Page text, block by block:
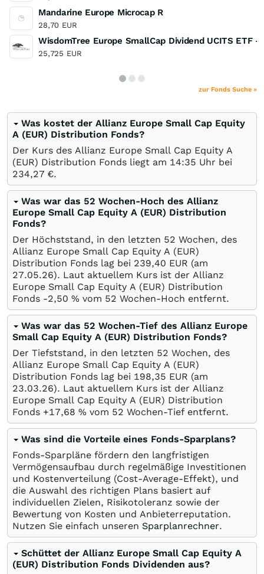
Mandarine Europe Microcap R
28,70 EUR
WisdomTree Europe SmallCap Dividend UCITS ETF -
25,725 EUR
zur Fonds Suche »
Was kostet der Allianz Europe Small Cap Equity
A (EUR) Distribution Fonds?
Der Kurs des Allianz Europe Small Cap Equity A
(EUR) Distribution Fonds liegt am 14:35 Uhr bei
234,27 €.
Was war das 52 Wochen-Hoch des Allianz
Europe Small Cap Equity A (EUR) Distribution
Fonds?
Der Höchststand, in den letzten 52 Wochen, des
Allianz Europe Small Cap Equity A (EUR)
Distribution Fonds lag bei 239,40 EUR (am
27.05.26). Laut aktuellem Kurs ist der Allianz
Europe Small Cap Equity A (EUR) Distribution
Fonds -2,50 % vom 52 Wochen-Hoch entfernt.
Was war das 52 Wochen-Tief des Allianz Europe
Small Cap Equity A (EUR) Distribution Fonds?
Der Tiefststand, in den letzten 52 Wochen, des
Allianz Europe Small Cap Equity A (EUR)
Distribution Fonds lag bei 198,35 EUR (am
23.03.26). Laut aktuellem Kurs ist der Allianz
Europe Small Cap Equity A (EUR) Distribution
Fonds +17,68 % vom 52 Wochen-Tief entfernt.
Was sind die Vorteile eines Fonds-Sparplans?
Fonds-Sparpläne fördern den langfristigen
Vermögensaufbau durch regelmäßige Investitionen
und Kostenverteilung (Cost-Average-Effekt), und
die Auswahl des richtigen Plans basiert auf
individuellen Zielen, Risikotoleranz sowie der
Bewertung von Kosten und Anbieterreputation.
Nutzen Sie einfach unseren Sparplanrechner.
Schüttet der Allianz Europe Small Cap Equity A
(EUR) Distribution Fonds Dividenden aus?